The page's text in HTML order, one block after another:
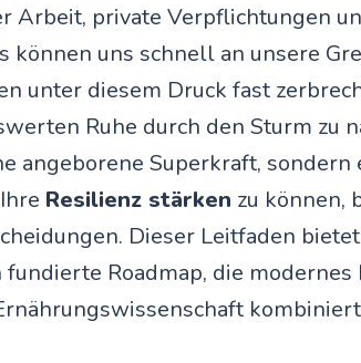
Arbeit, private Verpflichtungen
können uns schnell an unsere
unter diesem Druck fast
Ruhe durch den Sturm zu
angeborene Superkraft,
Resilienz stärken zu können,
Dieser Leitfaden
Roadmap, die